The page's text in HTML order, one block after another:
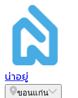
น่าอยู่
ขอนแก่น